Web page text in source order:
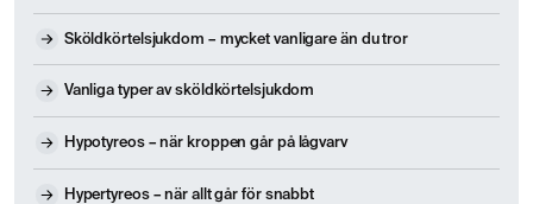
Sköldkörtelsjukdom – mycket vanligare än du tror
Vanliga typer av sköldkörtelsjukdom
Hypotyreos – när kroppen går på lågvarv
Hypertyreos – när allt går för snabbt